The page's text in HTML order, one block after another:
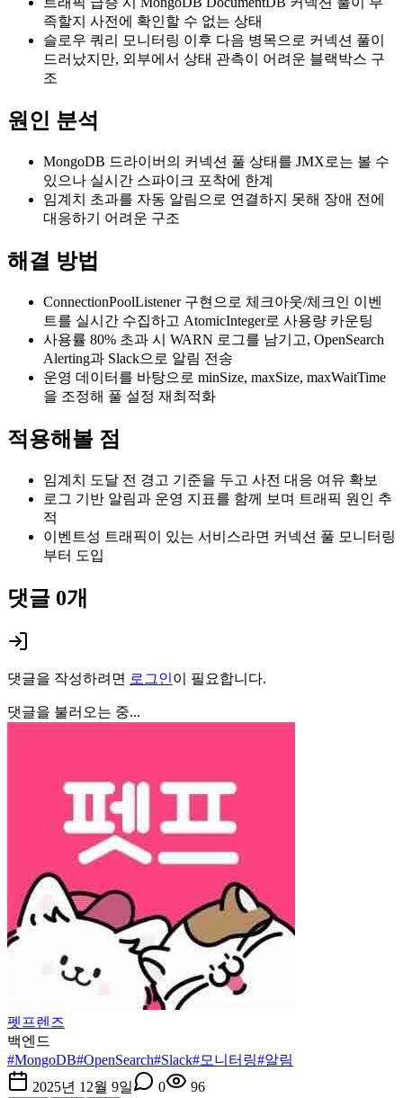
족할지 사전에 확인할 수 없는 상태
슬로우 쿼리 모니터링 이후 다음 병목으로 커넥션 풀이
드러났지만, 외부에서 상태 관측이 어려운 블랙박스 구
조
원인 분석
MongoDB 드라이버의 커넥션 풀 상태를 JMX로는 볼 수
있으나 실시간 스파이크 포착에 한계
임계치 초과를 자동 알림으로 연결하지 못해 장애 전에
대응하기 어려운 구조
해결 방법
ConnectionPoolListener 구현으로 체크아웃/체크인 이벤
트를 실시간 수집하고 AtomicInteger로 사용량 카운팅
사용률 80% 초과 시 WARN 로그를 남기고, OpenSearch
Alerting과 Slack으로 알림 전송
운영 데이터를 바탕으로 minSize, maxSize, maxWaitTime
을 조정해 풀 설정 재최적화
적용해볼 점
임계치 도달 전 경고 기준을 두고 사전 대응 여유 확보
로그 기반 알림과 운영 지표를 함께 보며 트래픽 원인 추
적
이벤트성 트래픽이 있는 서비스라면 커넥션 풀 모니터링
부터 도입
댓글 0개
댓글을 작성하려면 로그인이 필요합니다.
댓글을 불러오는 중...
펫프렌즈
백엔드
#MongoDB#OpenSearch#Slack#모니터링#알림
2025년 12월 9일
0 96